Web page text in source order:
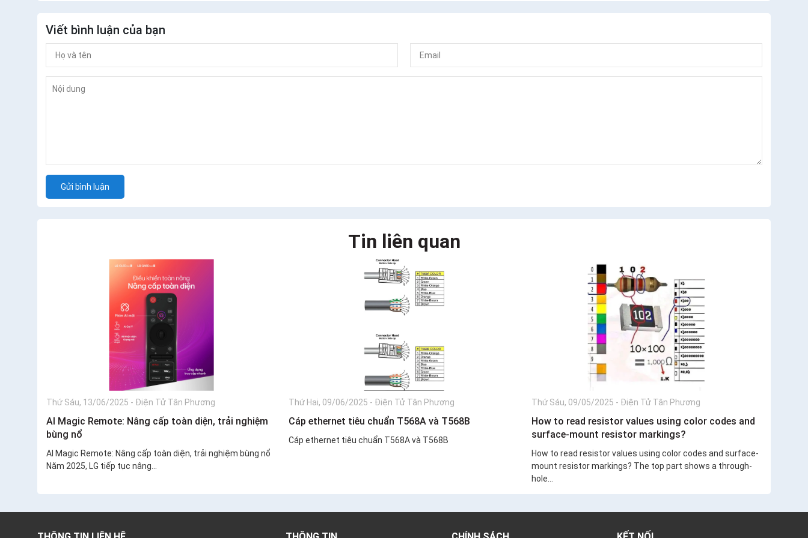
Viết bình luận của bạn
Gửi bình luận
Tin liên quan
Thứ Sáu, 13/06/2025 - Điện Tử Tân Phương
AI Magic Remote: Nâng cấp toàn diện, trải nghiệm
bùng nổ
AI Magic Remote: Nâng cấp toàn diện, trải nghiệm bùng nổ
Năm 2025, LG tiếp tục nâng...
Thứ Hai, 09/06/2025 - Điện Tử Tân Phương
Cáp ethernet tiêu chuẩn T568A và T568B
Cáp ethernet tiêu chuẩn T568A và T568B
Thứ Sáu, 09/05/2025 - Điện Tử Tân Phương
How to read resistor values using color codes and
surface-mount resistor markings?
How to read resistor values using color codes and surface-
mount resistor markings? The top part shows a through-
hole...